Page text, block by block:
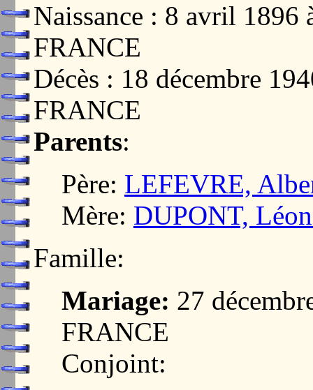
Naissance : 8 avril
FRANCE
Décès : 18 décembre
FRANCE
Parents:
Père: LEFEVRE,
Mère: DUPONT,
Famille:
Mariage: 27
FRANCE
Conjoint: